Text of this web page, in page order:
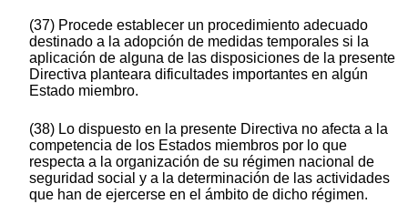
(37) Procede establecer un procedimiento adecuado
destinado a la adopción de medidas temporales si la
aplicación de alguna de las disposiciones de la presente
Directiva planteara dificultades importantes en algún
Estado miembro.
(38) Lo dispuesto en la presente Directiva no afecta a la
competencia de los Estados miembros por lo que
respecta a la organización de su régimen nacional de
seguridad social y a la determinación de las actividades
que han de ejercerse en el ámbito de dicho régimen.